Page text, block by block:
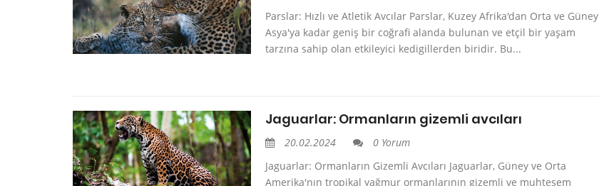
Parslar: Hızlı ve Atletik Avcılar Parslar, Kuzey Afrika'dan Orta ve Güney
Asya'ya kadar geniş bir coğrafi alanda bulunan ve etçil bir yaşam
tarzına sahip olan etkileyici kedigillerden biridir. Bu...
Jaguarlar: Ormanların gizemli avcıları
20.02.2024
0 Yorum
Jaguarlar: Ormanların Gizemli Avcıları Jaguarlar, Güney ve Orta
Amerika'nın tropikal yağmur ormanlarının gizemli ve muhteşem